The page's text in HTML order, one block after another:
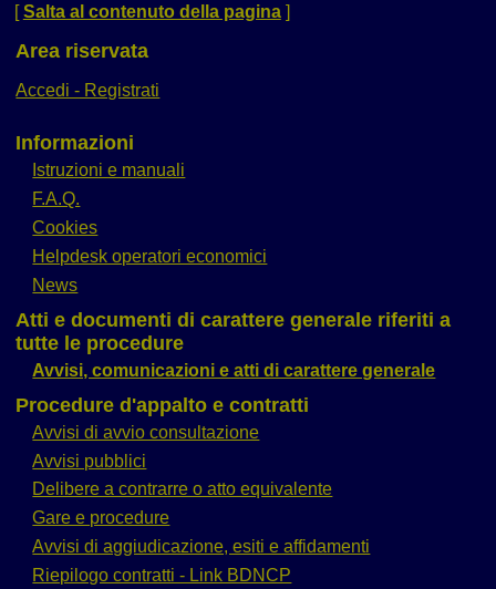
[Salta al contenuto della pagina]
Area riservata
Accedi - Registrati
Informazioni
Istruzioni e manuali
F.A.Q.
Cookies
Helpdesk operatori economici
News
Atti e documenti di carattere generale riferiti a
tutte le procedure
Avvisi, comunicazioni e atti di carattere generale
Procedure d'appalto e contratti
Avvisi di avvio consultazione
Avvisi pubblici
Delibere a contrarre o atto equivalente
Gare e procedure
Avvisi di aggiudicazione, esiti e affidamenti
Riepilogo contratti - Link BDNCP